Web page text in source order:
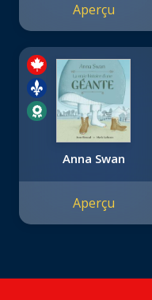
Aperçu
Anna Swan
Aperçu